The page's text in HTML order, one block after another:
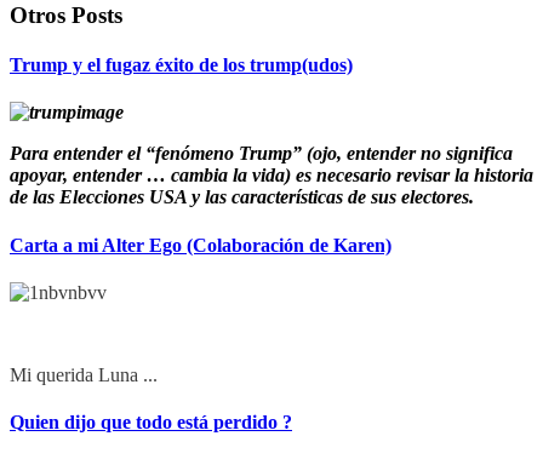
Otros Posts
Trump y el fugaz éxito de los trump(udos)
Para entender el “fenómeno Trump” (ojo, entender no significa
apoyar, entender … cambia la vida) es necesario revisar la historia
de las Elecciones USA y las características de sus electores.
Carta a mi Alter Ego (Colaboración de Karen)
Mi querida Luna ...
Quien dijo que todo está perdido ?